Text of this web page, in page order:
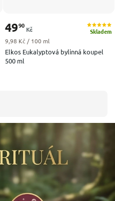
Elkos Eukalyptová bylinná koupel
500 ml
Skladem
4990
Kč
Měrná cena:
9,98 Kč / 100 ml